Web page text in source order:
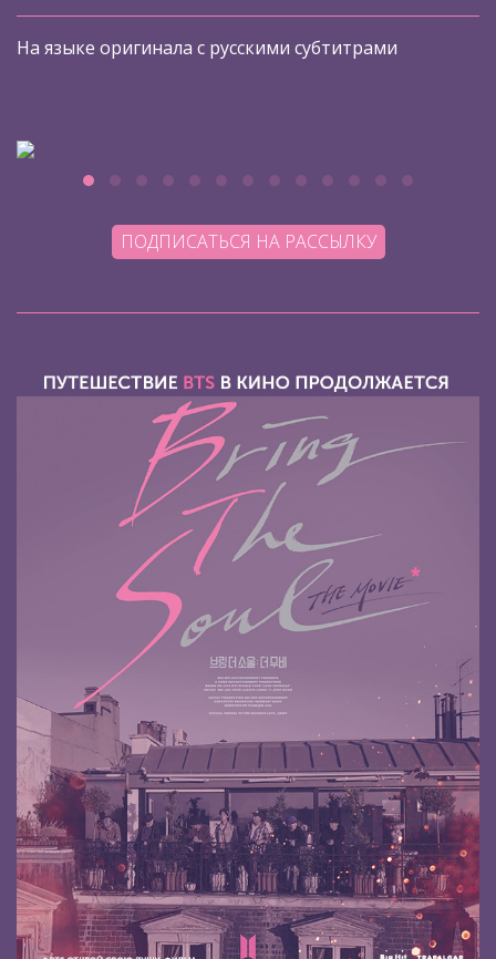
На языке оригинала с русскими субтитрами
ПОДПИСАТЬСЯ НА РАССЫЛКУ